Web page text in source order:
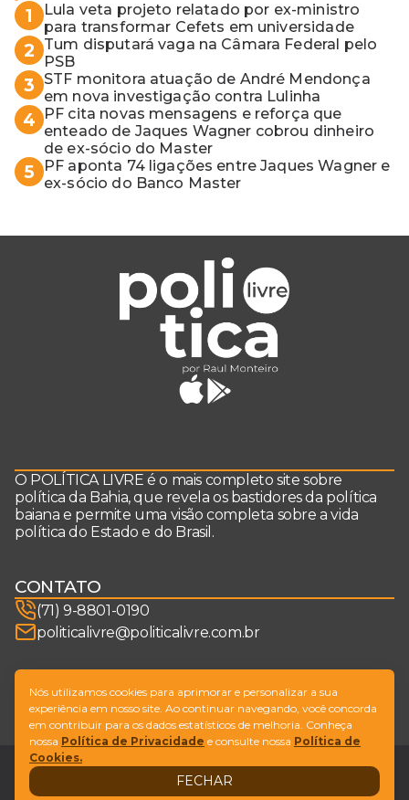
1
Lula veta projeto relatado por ex-ministro
para transformar Cefets em universidade
2
Tum disputará vaga na Câmara Federal pelo
PSB
3
STF monitora atuação de André Mendonça
em nova investigação contra Lulinha
4
PF cita novas mensagens e reforça que
enteado de Jaques Wagner cobrou dinheiro
de ex-sócio do Master
5
PF aponta 74 ligações entre Jaques Wagner e
ex-sócio do Banco Master
O POLÍTICA LIVRE é o mais completo site sobre
política da Bahia, que revela os bastidores da política
baiana e permite uma visão completa sobre a vida
política do Estado e do Brasil.
CONTATO
(71) 9-8801-0190
politicalivre@politicalivre.com.br
SIGA-NOS
Design by NVGO
LegalFale conosco
Nós utilizamos cookies para aprimorar e personalizar a sua
experiência em nosso site. Ao continuar navegando, você concorda
em contribuir para os dados estatísticos de melhoria. Conheça
nossa Política de Privacidade e consulte nossa Política de
Cookies.
FECHAR